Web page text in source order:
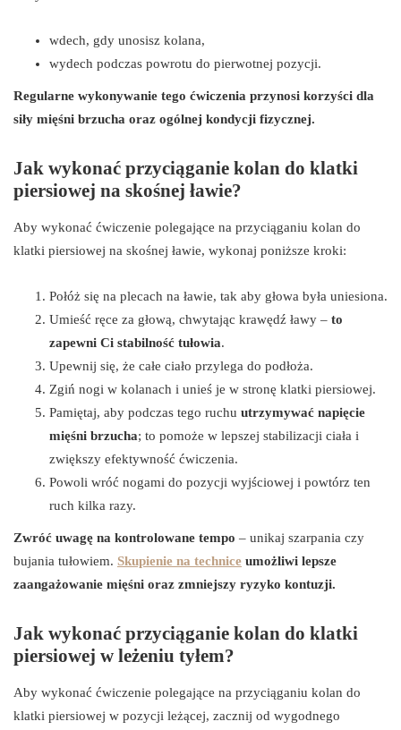
wdech, gdy unosisz kolana,
wydech podczas powrotu do pierwotnej pozycji.
Regularne wykonywanie tego ćwiczenia przynosi korzyści dla
siły mięśni brzucha oraz ogólnej kondycji fizycznej.
Jak wykonać przyciąganie kolan do klatki
piersiowej na skośnej ławie?
Aby wykonać ćwiczenie polegające na przyciąganiu kolan do
klatki piersiowej na skośnej ławie, wykonaj poniższe kroki:
Połóż się na plecach na ławie, tak aby głowa była uniesiona.
Umieść ręce za głową, chwytając krawędź ławy – to
zapewni Ci stabilność tułowia.
Upewnij się, że całe ciało przylega do podłoża.
Zgiń nogi w kolanach i unieś je w stronę klatki piersiowej.
Pamiętaj, aby podczas tego ruchu utrzymywać napięcie
mięśni brzucha; to pomoże w lepszej stabilizacji ciała i
zwiększy efektywność ćwiczenia.
Powoli wróć nogami do pozycji wyjściowej i powtórz ten
ruch kilka razy.
Zwróć uwagę na kontrolowane tempo – unikaj szarpania czy
bujania tułowiem. Skupienie na technice umożliwi lepsze
zaangażowanie mięśni oraz zmniejszy ryzyko kontuzji.
Jak wykonać przyciąganie kolan do klatki
piersiowej w leżeniu tyłem?
Aby wykonać ćwiczenie polegające na przyciąganiu kolan do
klatki piersiowej w pozycji leżącej, zacznij od wygodnego